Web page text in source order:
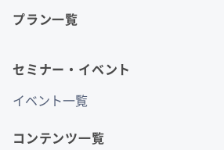
プラン一覧
セミナー・イベント
イベント一覧
コンテンツ一覧